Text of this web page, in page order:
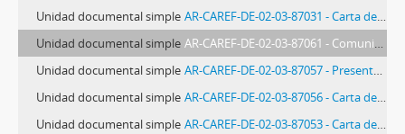
Unidad documental simple AR-CAREF-DE-02-03-87031 - Carta de Roberto Quintero Mariño a Alicia Peiró
Unidad documental simple AR-CAREF-DE-02-03-87061 - Comunicación de la Representación Regional para el Sur de América Latina del Alto Comisionado de las Naciones Unidas para los Refugiados (ACNUR) a las Misiones Diplomáticas y Organismos Internacionales acreditados ante el gobierno de la República Argentina
Unidad documental simple AR-CAREF-DE-02-03-87057 - Presentación de proyectos
Unidad documental simple AR-CAREF-DE-02-03-87056 - Carta de Violeta Correa a Kadem Villamar
Unidad documental simple AR-CAREF-DE-02-03-87053 - Carta de Violeta Correa a Kadem Villamar